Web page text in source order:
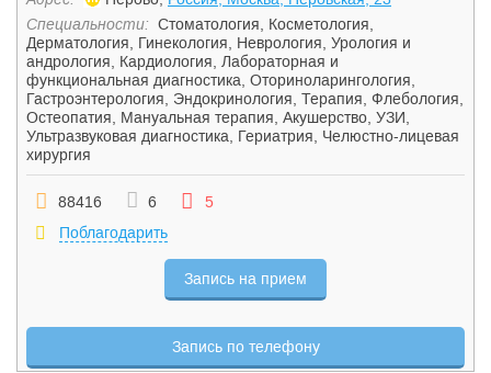
Специальности: Стоматология Косметология
Дерматология
Гинекология Неврология Урология и
андрология
Кардиология
Лабораторная и
функциональная диагностика Оториноларингология
Гастроэнтерология
Эндокринология Терапия Флебология
Остеопатия
Мануальная терапия Акушерство УЗИ
Ультразвуковая диагностика
Гериатрия
Челюстно-лицевая
хирургия
88416 6
5
Поблагодарить
Запись на прием
Запись по телефону